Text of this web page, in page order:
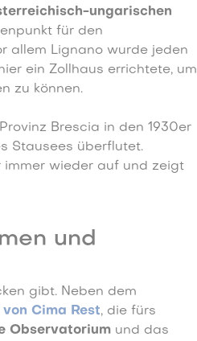
ungarischen
für den
allem Lignano wurde jeden
ein Zollhaus errichtete, um
zu können.
Brescia in den 1930er
Stausees überflutet.
wieder auf und zeigt
und
gibt. Neben dem
Cima Rest, die fürs
Observatorium und das